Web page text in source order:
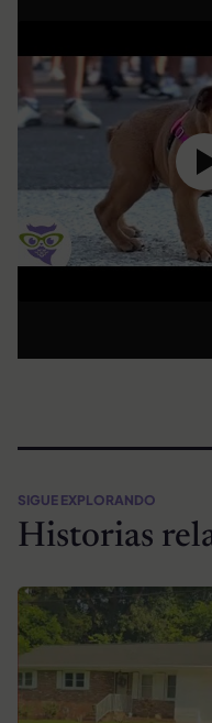
SIGUE EXPLORANDO
Historias